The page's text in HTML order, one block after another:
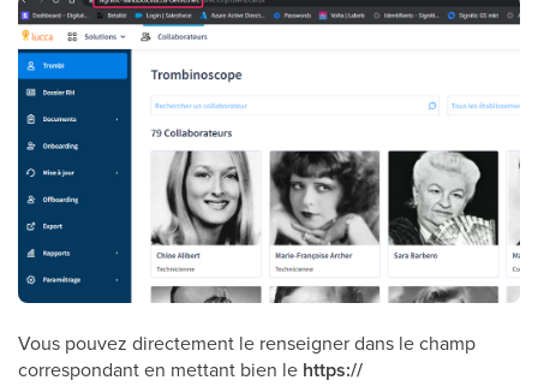
Vous pouvez directement le renseigner dans le champ
correspondant en mettant bien le https://